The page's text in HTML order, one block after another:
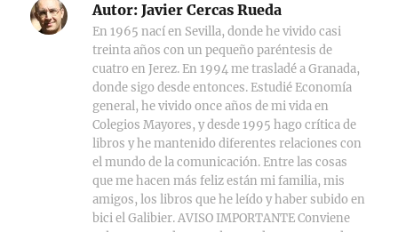
Autor: Javier Cercas Rueda
En 1965 nací en Sevilla, donde he vivido casi
treinta años con un pequeño paréntesis de
cuatro en Jerez. En 1994 me trasladé a Granada,
donde sigo desde entonces. Estudié Economía
general, he vivido once años de mi vida en
Colegios Mayores, y desde 1995 hago crítica de
libros y he mantenido diferentes relaciones con
el mundo de la comunicación. Entre las cosas
que me hacen más feliz están mi familia, mis
amigos, los libros que he leído y haber subido en
bici el Galibier. AVISO IMPORTANTE Conviene